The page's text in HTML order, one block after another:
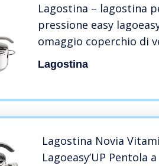
Lagostina – lagostina
pressione easy
omaggio coperchio di
22 010012010605
Lagostina
Lagostina Novia
Lagoeasy’UP Pentola